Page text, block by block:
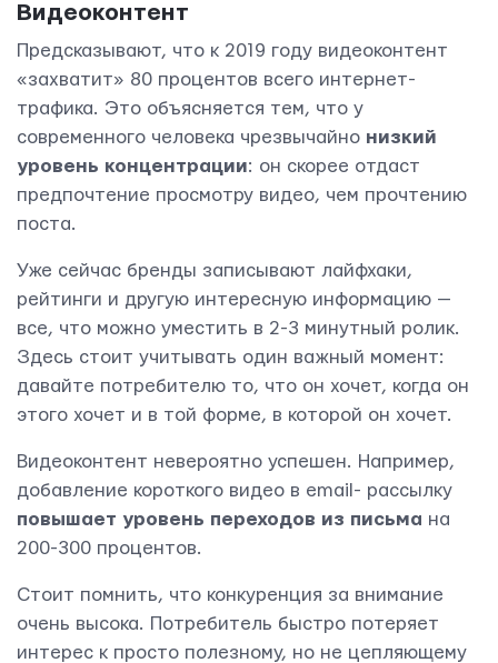
Видеоконтент
Предсказывают, что к 2019 году видеоконтент
«захватит» 80 процентов всего интернет-
трафика. Это объясняется тем, что у
современного человека чрезвычайно низкий
уровень концентрации: он скорее отдаст
предпочтение просмотру видео, чем прочтению
поста.
Уже сейчас бренды записывают лайфхаки,
рейтинги и другую интересную информацию —
все, что можно уместить в 2-3 минутный ролик.
Здесь стоит учитывать один важный момент:
давайте потребителю то, что он хочет, когда он
этого хочет и в той форме, в которой он хочет.
Видеоконтент невероятно успешен. Например,
добавление короткого видео в email- рассылку
повышает уровень переходов из письма на
200-300 процентов.
Стоит помнить, что конкуренция за внимание
очень высока. Потребитель быстро потеряет
интерес к просто полезному, но не цепляющему